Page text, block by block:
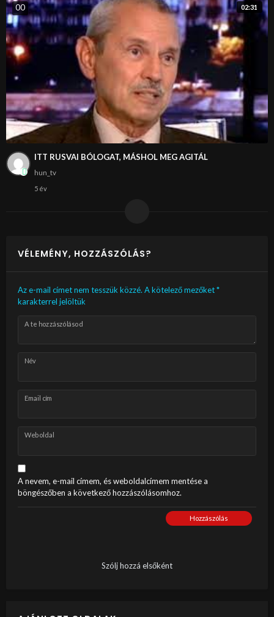
02:31
00
ITT RUSVAI BÓLOGAT, MÁSHOL MEG AGITÁL
hun_tv
5 év
VÉLEMÉNY, HOZZÁSZÓLÁS?
Az e-mail címet nem tesszük közzé. A kötelező mezőket*
karakterrel jelöltük
A te hozzászólásod
Név
Email cím
Weboldal
A nevem, e-mail címem, és weboldalcímem mentése a
böngészőben a következő hozzászólásomhoz.
Hozzászólás
Szólj hozzá elsőként